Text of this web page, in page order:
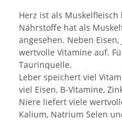
Herz ist als
Nährstoffe hat als
angesehen. Neben
wertvolle Vitamine auf.
Taurinquelle.
Leber speichert viel
viel Eisen, B-Vitamine,
Niere liefert viele
Kalium, Natrium Selen